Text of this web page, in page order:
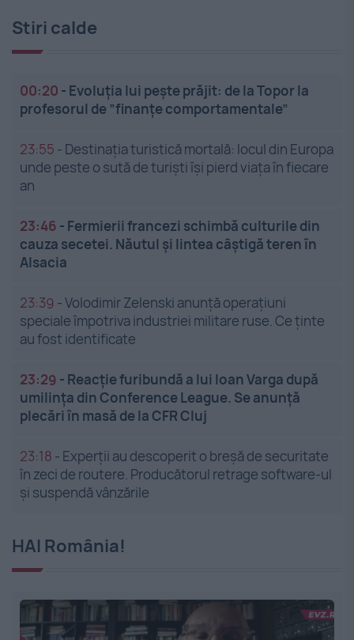
Stiri calde
00:20 - Evoluția lui pește prăjit: de la Topor la
profesorul de ”finanțe comportamentale”
23:55 - Destinația turistică mortală: locul din Europa
unde peste o sută de turiști își pierd viața în fiecare
an
23:46 - Fermierii francezi schimbă culturile din
cauza secetei. Năutul și lintea câștigă teren în
Alsacia
23:39 -Volodimir Zelenski anunță operațiuni
speciale împotriva industriei militare ruse. Ce ținte
au fost identificate
23:29 - Reacție furibundă a lui Ioan Varga după
umilința din Conference League. Se anunță
plecări în masă de la CFR Cluj
23:18 - Experții au descoperit o breșă de securitate
în zeci de routere. Producătorul retrage software-ul
și suspendă vânzările
HAI România!